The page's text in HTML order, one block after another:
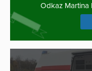
Odkaz Martina